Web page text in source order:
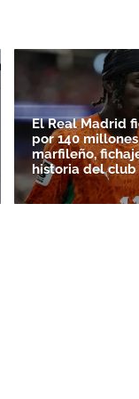
El Real Madrid
por 140
marfileño,
historia del club